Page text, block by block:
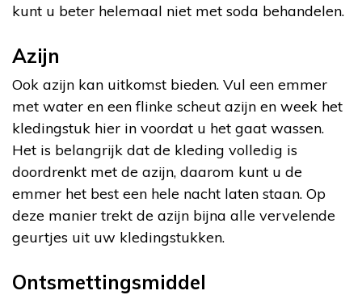
kunt u beter helemaal niet met soda behandelen.
Azijn
Ook azijn kan uitkomst bieden. Vul een emmer
met water en een flinke scheut azijn en week het
kledingstuk hier in voordat u het gaat wassen.
Het is belangrijk dat de kleding volledig is
doordrenkt met de azijn, daarom kunt u de
emmer het best een hele nacht laten staan. Op
deze manier trekt de azijn bijna alle vervelende
geurtjes uit uw kledingstukken.
Ontsmettingsmiddel